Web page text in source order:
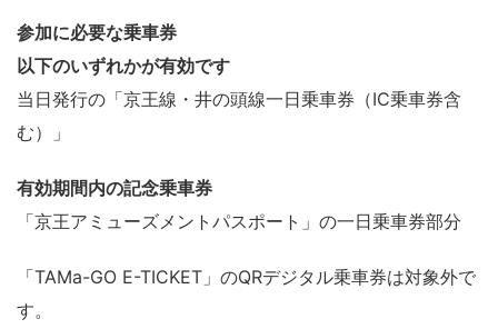
参加に必要な乗車券
以下のいずれかが有効です
当日発行の「京王線・井の頭線一日乗車券（IC乗車券含
む）」
有効期間内の記念乗車券
「京王アミューズメントパスポート」の一日乗車券部分
「TAMa-GO E-TICKET」のQRデジタル乗車券は対象外で
す。